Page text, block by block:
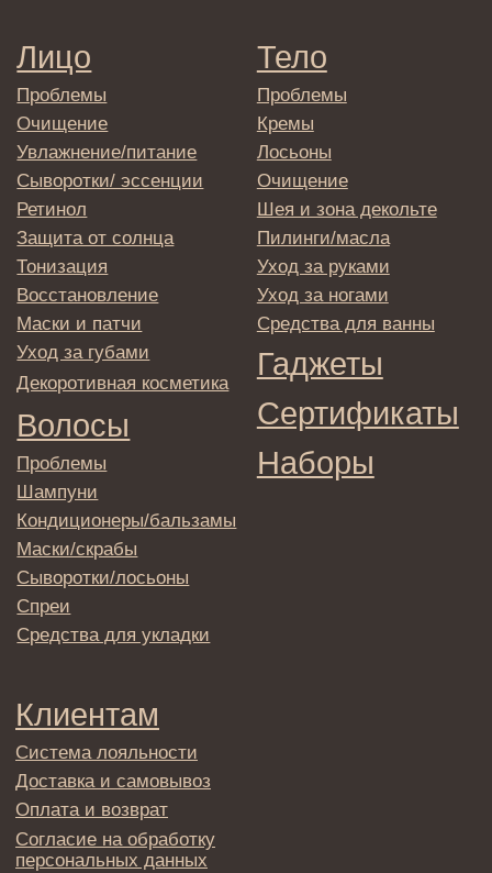
персональных данных
Политика
конфиденциальности
Договор оферта
Реквизиты и контакты
Подписаться
E-mail
→
вы соглашаетесь с политикой в отношении
© 2025 Institute Store